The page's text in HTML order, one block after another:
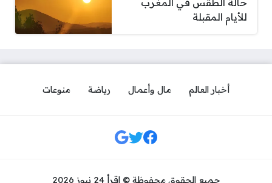
حالة الطقس في المغرب
للأيام المقبلة
أخبار العالم مال وأعمال رياضة منوعات
مواقع التواصل
جميع الحقوق محفوظة © اقرأ 24 نيوز 2026